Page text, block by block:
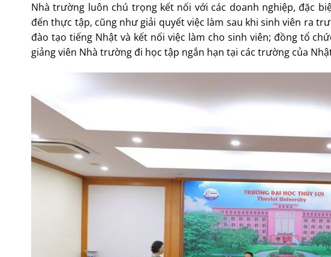
Nhà trường luôn chú trọng kết nối với các doanh nghiệp, đặc
đến thực tập, cũng như giải quyết việc làm sau khi sinh viên ra
đào tạo tiếng Nhật và kết nối việc làm cho sinh viên; đồng tổ
giảng viên Nhà trường đi học tập ngắn hạn tại các trường của